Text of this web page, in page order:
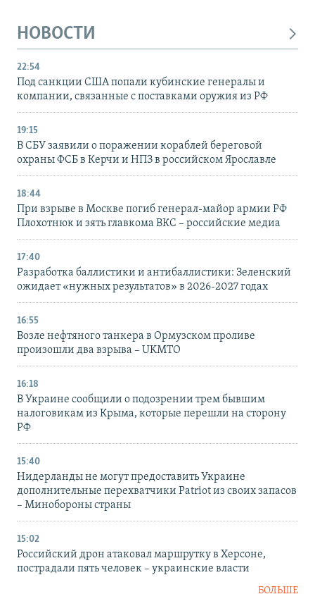
НОВОСТИ
22:54
Под санкции США попали кубинские генералы и
компании, связанные с поставками оружия из РФ
19:15
В СБУ заявили о поражении кораблей береговой
охраны ФСБ в Керчи и НПЗ в российском Ярославле
18:44
При взрыве в Москве погиб генерал-майор армии РФ
Плохотнюк и зять главкома ВКС – российские медиа
17:40
Разработка баллистики и антибаллистики: Зеленский
ожидает «нужных результатов» в 2026-2027 годах
16:55
Возле нефтяного танкера в Ормузском проливе
произошли два взрыва – UKMTO
16:18
В Украине сообщили о подозрении трем бывшим
налоговикам из Крыма, которые перешли на сторону
РФ
15:40
Нидерланды не могут предоставить Украине
дополнительные перехватчики Patriot из своих запасов
– Минобороны страны
15:02
Российский дрон атаковал маршрутку в Херсоне,
пострадали пять человек – украинские власти
БОЛЬШЕ